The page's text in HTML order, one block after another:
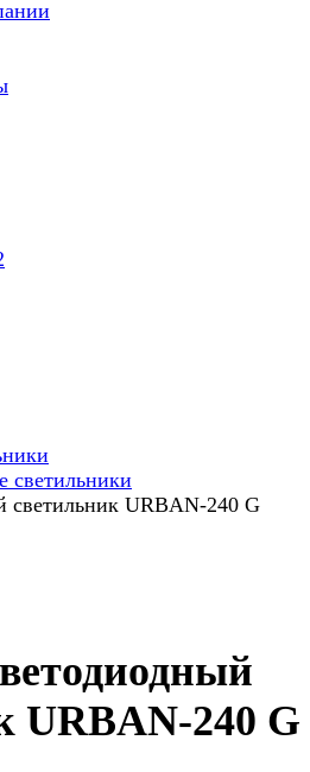
светильники
светильник URBAN-240 G
URBAN-240 G